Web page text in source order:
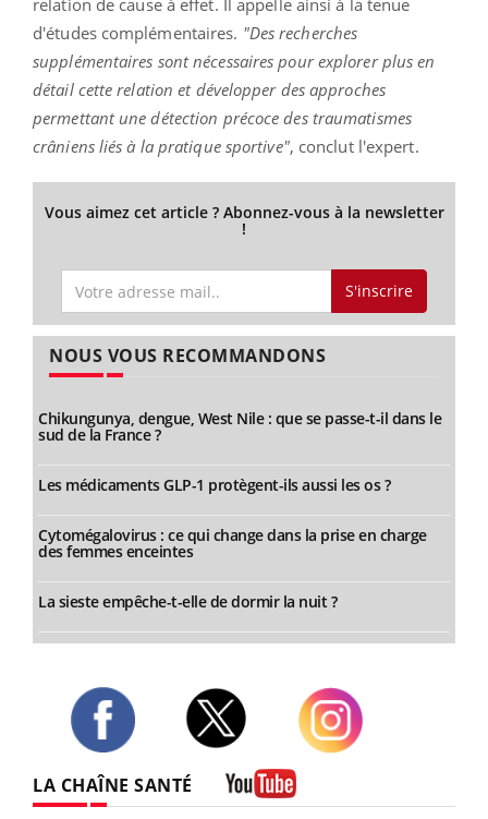
d'études complémentaires. "Des recherches
supplémentaires sont nécessaires pour explorer plus en
détail cette relation et développer des approches
permettant une détection précoce des traumatismes
crâniens liés à la pratique sportive", conclut l'expert.
Vous aimez cet article ? Abonnez-vous à la newsletter
!
S'inscrire
NOUS VOUS RECOMMANDONS
Chikungunya, dengue, West Nile : que se passe-t-il dans le
sud de la France ?
Les médicaments GLP-1 protègent-ils aussi les os ?
Cytomégalovirus : ce qui change dans la prise en charge
des femmes enceintes
La sieste empêche-t-elle de dormir la nuit ?
LA CHAÎNE SANTÉ